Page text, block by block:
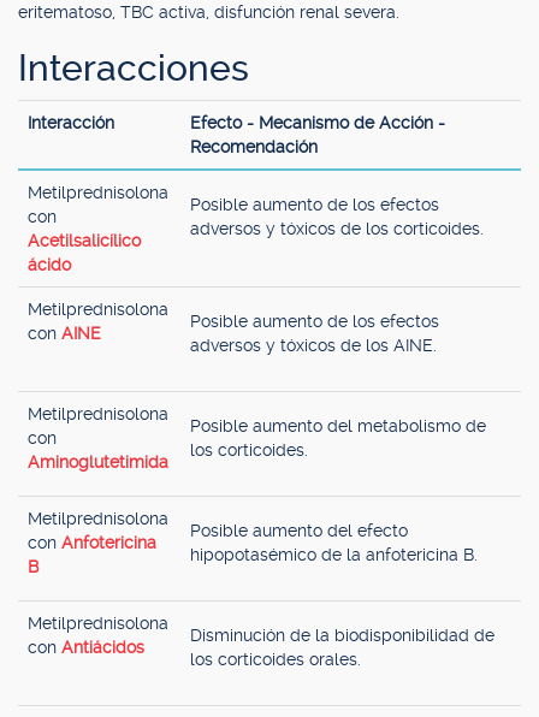
eritematoso, TBC activa, disfunción renal severa.
Interacciones
Interacción
Efecto - Mecanismo de Acción -
Recomendación
Metilprednisolona
con
Acetilsalicílico
ácido
Posible aumento de los efectos
adversos y tóxicos de los corticoides.
Metilprednisolona
con AINE
Posible aumento de los efectos
adversos y tóxicos de los AINE.
Metilprednisolona
con
Aminoglutetimida
Posible aumento del metabolismo de
los corticoides.
Metilprednisolona
con Anfotericina
B
Posible aumento del efecto
hipopotasémico de la anfotericina B.
Metilprednisolona
con Antiácidos
Disminución de la biodisponibilidad de
los corticoides orales.